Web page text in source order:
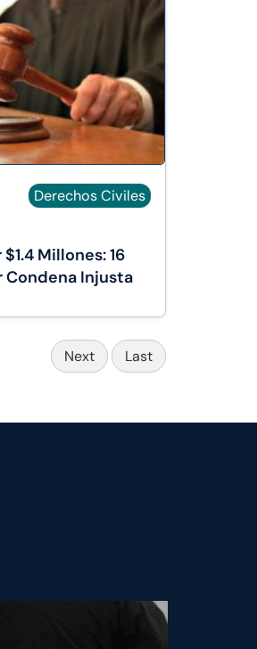
Derechos Civiles
Millones: 16
Condena Injusta
Next Last